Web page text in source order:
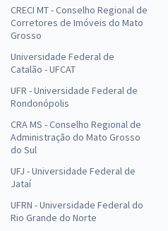
CRECI MT - Conselho Regional de
Corretores de Imóveis do Mato
Grosso
Universidade Federal de
Catalão - UFCAT
UFR - Universidade Federal de
Rondonópolis
CRA MS - Conselho Regional de
Administração do Mato Grosso
do Sul
UFJ - Universidade Federal de
Jataí
UFRN - Universidade Federal do
Rio Grande do Norte